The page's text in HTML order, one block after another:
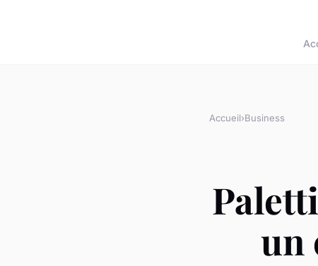
Accueil›Business
un